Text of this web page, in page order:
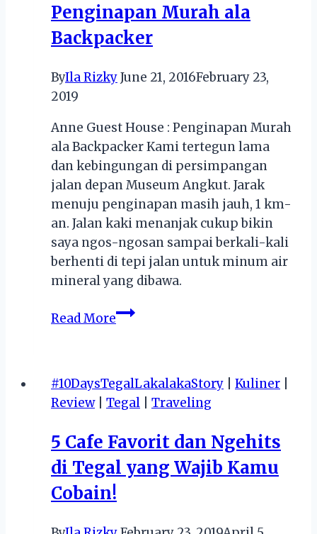
Bali
Penginapan Murah ala
Backpacker
ByIla RizkyJune 21, 2016February 23,
2019
Anne Guest House : Penginapan Murah
ala Backpacker Kami tertegun lama
dan kebingungan di persimpangan
jalan depan Museum Angkut. Jarak
menuju penginapan masih jauh, 1 km-
an. Jalan kaki menanjak cukup bikin
saya ngos-ngosan sampai berkali-kali
berhenti di tepi jalan untuk minum air
mineral yang dibawa.
Read MoreAnne
Penginapan
Murah
Backpacker
#10DaysTegalLakalakaStory Kuliner
Review| Tegal Traveling
5 Cafe Favorit dan Ngehits
di Tegal yang Wajib Kamu
Cobain!